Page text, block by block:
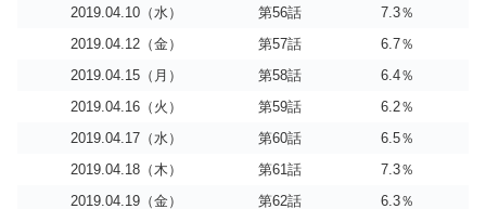
2019.04.10（水）
第56話
7.3％
2019.04.12（金）
第57話
6.7％
2019.04.15（月）
第58話
6.4％
2019.04.16（火）
第59話
6.2％
2019.04.17（水）
第60話
6.5％
2019.04.18（木）
第61話
7.3％
2019.04.19（金）
第62話 6.3％